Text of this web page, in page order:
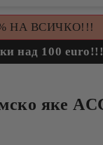
НА ВСИЧКО!!!
над 100 euro!!!
яке